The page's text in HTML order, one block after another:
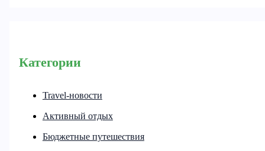
Категории
Travel-новости
Активный отдых
Бюджетные путешествия